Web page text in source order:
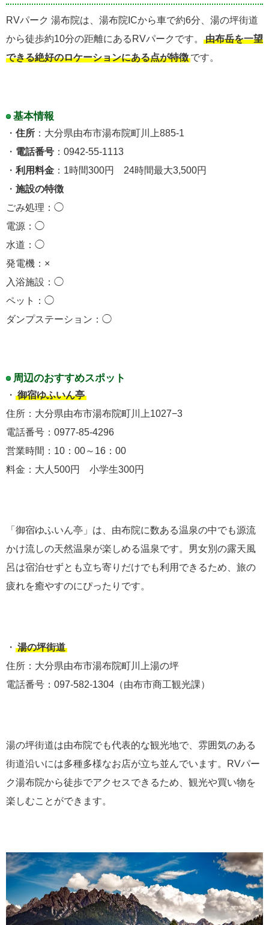
RVパーク 湯布院は、湯布院ICから車で約6分、湯の坪街道
から徒歩約10分の距離にあるRVパークです。
由布岳を一望
できる絶好のロケーションにある点が特徴 です。
基本情報
・ 住所 ：大分県由布市湯布院町川上885-1
・ 電話番号 ：0942-55-1113
・ 利用料金 ：1時間300円 24時間最大3,500円
・ 施設の特徴
ごみ処理：◯
電源：◯
水道：◯
発電機：×
入浴施設：◯
ペット：◯
ダンプステーション：◯
周辺のおすすめスポット
・ 御宿ゆふいん亭
住所：大分県由布市湯布院町川上1027−3
電話番号：0977-85-4296
営業時間：10：00～16：00
料金：大人500円 小学生300円
「御宿ゆふいん亭」は、由布院に数ある温泉の中でも源流
かけ流しの天然温泉が楽しめる温泉です。男女別の露天風
呂は宿泊せずとも立ち寄りだけでも利用できるため、旅の
疲れを癒やすのにぴったりです。
・ 湯の坪街道
住所：大分県由布市湯布院町川上湯の坪
電話番号：097-582-1304（由布市商工観光課）
湯の坪街道は由布院でも代表的な観光地で、雰囲気のある
街道沿いには多種多様なお店が立ち並んでいます。RVパー
ク湯布院から徒歩でアクセスできるため、観光や買い物を
楽しむことができます。